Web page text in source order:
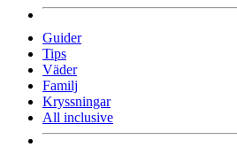
Guider
Tips
Väder
Familj
Kryssningar
All inclusive